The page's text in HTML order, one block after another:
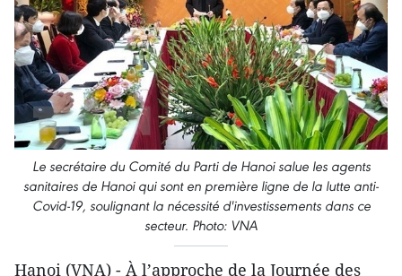
Le secrétaire du Comité du Parti de Hanoi salue les agents
sanitaires de Hanoi qui sont en première ligne de la lutte anti-
Covid-19, soulignant la nécessité d'investissements dans ce
secteur. Photo: VNA
Hanoi (VNA) - À l’approche de la Journée des